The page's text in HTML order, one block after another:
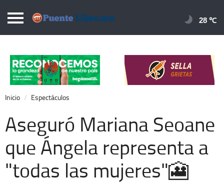
Puentelibre.mx
Local
Nacional
Opinión
Cronos
Economía
Espectáculos
28 ℃
Inicio Espectáculos
Aseguró Mariana Seoane
que Ángela representa a
"todas las mujeres"🎦